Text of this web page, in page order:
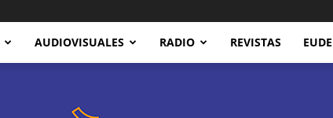
AUDIOVISUALES RADIO REVISTAS